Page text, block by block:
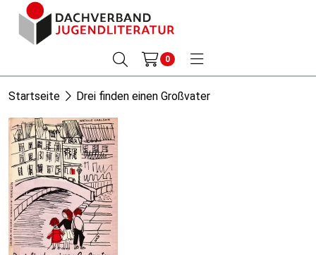
0
Startseite Drei finden einen Großvater